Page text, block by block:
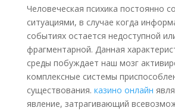
Человеческая психика постоянно
ситуациями, в случае когда
событиях остается недоступной
фрагментарной. Данная
среды побуждает наш мозг
комплексные системы
существования. казино онлайн
явление, затрагивающий